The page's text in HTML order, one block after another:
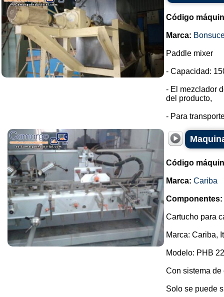
Código
Marca:
Paddle mixer
- Capacidad:
- El mezclador
del producto,
- Para
Código
Marca: Cariba
Componentes:
Cartucho para
Marca: Cariba,
Modelo: PHB
Con sistema
Solo se puede